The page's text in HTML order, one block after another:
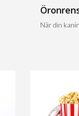
När din